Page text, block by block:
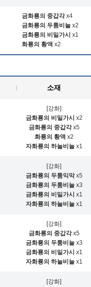
금화룡의 중갑각x4
금화룡의 두툼비늘 x2
금화룡의 비밀가시 x1
화룡의 황액 x2
소재
[강화]
금화룡의 비밀가시 x2
금화룡의 중갑각x5
화룡의 황액 x2
자화룡의 하늘비늘x1
[강화]
금화룡의 두툼익막x5
금화룡의 두툼비늘x3
금화룡의 비밀가시 x1
자화룡의 하늘비늘x1
[강화]
금화룡의 중갑각x5
금화룡의 두툼비늘x3
금화룡의 비밀가시 x1
자화룡의 하늘비늘x1
[강화]